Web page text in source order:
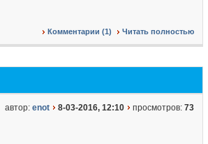
Комментарии (1) Читать полностью
автор: enot 8-03-2016, 12:10 просмотров: 73